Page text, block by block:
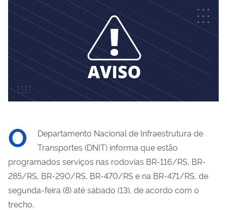
O
Departamento Nacional de Infraestrutura de
Transportes (DNIT) informa que estão
programados serviços nas rodovias BR-116/RS, BR-
285/RS, BR-290/RS, BR-470/RS e na BR-471/RS, de
segunda-feira (8) até sábado (13), de acordo com o
trecho.